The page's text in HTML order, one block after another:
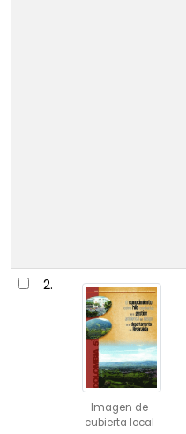
2.
Imagen de
cubierta local